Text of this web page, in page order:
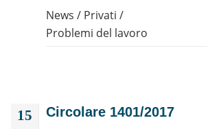
News / Privati /
Problemi del lavoro
15
Circolare 1401/2017